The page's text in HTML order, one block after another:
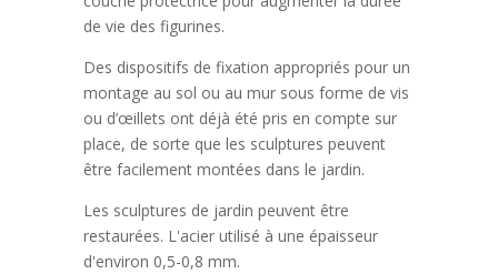
de vie des figurines.
Des dispositifs de fixation appropriés pour un
montage au sol ou au mur sous forme de vis
ou d’œillets ont déjà été pris en compte sur
place, de sorte que les sculptures peuvent
être facilement montées dans le jardin.
Les sculptures de jardin peuvent être
restaurées. L'acier utilisé à une épaisseur
d'environ 0,5-0,8 mm.